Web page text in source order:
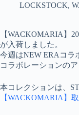
LOCKSTOCK,
【WACKOMARIA】
が入荷しました。
今週はNEW ERAコラ
コラボレーションの
本コレクションは、
【WACKOMARIA】